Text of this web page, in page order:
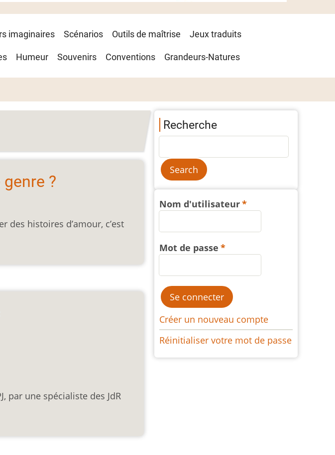
imaginaires Scénarios Outils de maîtrise Jeux traduits
Humeur Souvenirs Conventions Grandeurs-Natures
?
des histoires d’amour, c’est
par une spécialiste des JdR
Recherche
Nom d'utilisateur
Mot de passe
Créer un nouveau compte
Réinitialiser votre mot de passe